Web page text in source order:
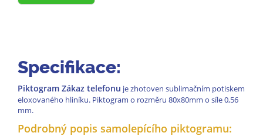
Specifikace:
Piktogram Zákaz telefonu je zhotoven sublimačním potiskem
eloxovaného hliníku. Piktogram o rozměru 80x80mm o síle 0,56
mm.
Podrobný popis samolepícího piktogramu: